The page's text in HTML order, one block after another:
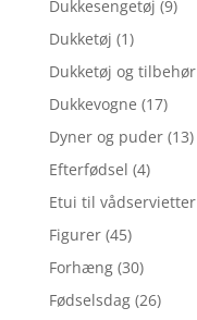
Dukkesengetøj (9)
Dukketøj (1)
Dukketøj og tilbehør
Dukkevogne (17)
Dyner og puder (13)
Efterfødsel (4)
Etui til vådservietter
Figurer (45)
Forhæng (30)
Fødselsdag (26)